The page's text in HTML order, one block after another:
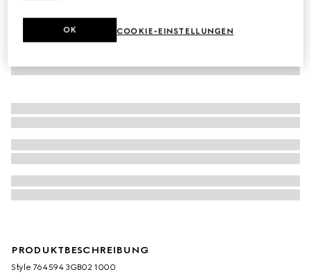
PRODUKTBESCHREIBUNG
Style ‎764594 3GB02 1000
COOKIE-EINSTELLUNGEN
OK